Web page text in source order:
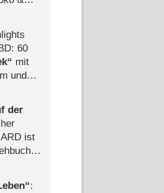
60
mit
und
der
ist
: